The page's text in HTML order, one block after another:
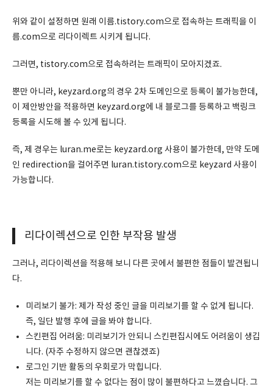
위와 같이 설정하면 원래 이름.tistory.com으로 접속하는 트래픽을 이
름.com으로 리다이렉트 시키게 됩니다.
그러면, tistory.com으로 접속하려는 트래픽이 모아지겠죠.
뿐만 아니라, keyzard.org의 경우 2차 도메인으로 등록이 불가능한데,
이 제안방안을 적용하면 keyzard.org에 내 블로그를 등록하고 백링크
등록을 시도해 볼 수 있게 됩니다.
즉, 제 경우는 luran.me로는 keyzard.org 사용이 불가한데, 만약 도메
인 redirection을 걸어주면 luran.tistory.com으로 keyzard 사용이
가능합니다.
리다이렉션으로 인한 부작용 발생
그러나, 리다이렉션을 적용해 보니 다른 곳에서 불편한 점들이 발견됩니
다.
미리보기 불가: 제가 작성 중인 글을 미리보기를 할 수 없게 됩니다.
즉, 일단 발행 후에 글을 봐야 합니다.
스킨편집 어려움: 미리보기가 안되니 스킨편집시에도 어려움이 생깁
니다. (자주 수정하지 않으면 괜찮겠죠)
로그인 기반 활동의 우회로가 막힙니다.
저는 미리보기를 할 수 없다는 점이 많이 불편하다고 느꼈습니다. 그